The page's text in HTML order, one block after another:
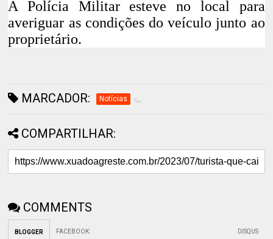
A Polícia Militar esteve no local para
averiguar as condições do veículo junto ao
proprietário.
MARCADOR: Notícias
COMPARTILHAR:
COMMENTS
BLOGGER FACEBOOK: DISQUS